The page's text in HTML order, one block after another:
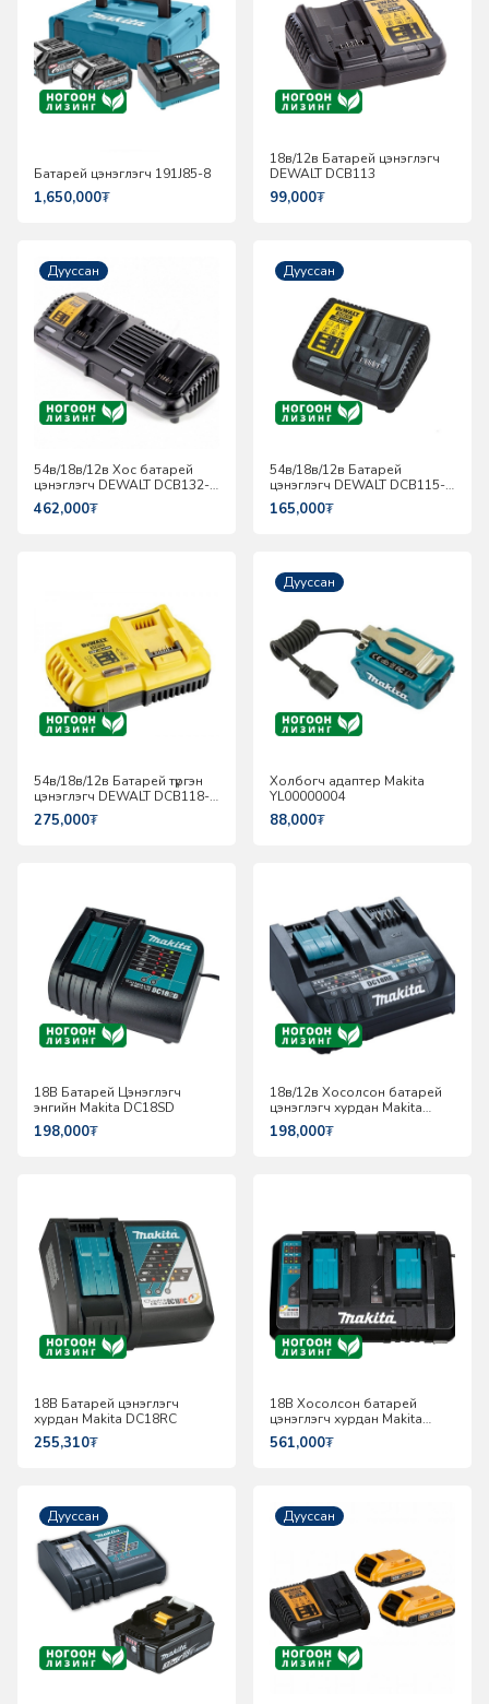
Батарей цэнэглэгч 191J85-8
1,650,000₮
18в/12в Батарей цэнэглэгч
DEWALT DCB113
99,000₮
Дууссан
54в/18в/12в Хос батарей
цэнэглэгч DEWALT DCB132-
QW
462,000₮
Дууссан
54в/18в/12в Батарей
цэнэглэгч DEWALT DCB115-
QW
165,000₮
54в/18в/12в Батарей түргэн
цэнэглэгч DEWALT DCB118-
QW
275,000₮
Дууссан
Холбогч адаптер Makita
YL00000004
88,000₮
18В Батарей Цэнэглэгч
энгийн Makita DC18SD
198,000₮
18в/12в Хосолсон батарей
цэнэглэгч хурдан Makita
DC18RE
198,000₮
18В Батарей цэнэглэгч
хурдан Makita DC18RC
255,310₮
18В Хосолсон батарей
цэнэглэгч хурдан Makita
DC18RD
561,000₮
Дууссан Дууссан